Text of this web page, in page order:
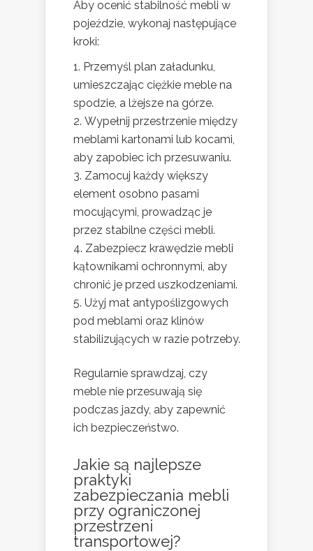
Aby ocenić stabilność mebli w
pojeździe, wykonaj następujące
kroki:
Przemyśl plan załadunku,
umieszczając ciężkie meble na
spodzie, a lżejsze na górze.
Wypełnij przestrzenie między
meblami kartonami lub kocami,
aby zapobiec ich przesuwaniu.
Zamocuj każdy większy
element osobno pasami
mocującymi, prowadząc je
przez stabilne części mebli.
Zabezpiecz krawędzie mebli
kątownikami ochronnymi, aby
chronić je przed uszkodzeniami.
Użyj mat antypoślizgowych
pod meblami oraz klinów
stabilizujących w razie potrzeby.
Regularnie sprawdzaj, czy
meble nie przesuwają się
podczas jazdy, aby zapewnić
ich bezpieczeństwo.
Jakie są najlepsze
praktyki
zabezpieczania mebli
przy ograniczonej
przestrzeni
transportowej?